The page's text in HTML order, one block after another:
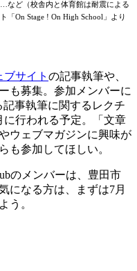
…など（校舎内と体育館は耐震による
「On Stage ! On High School」より
ブサイト の記事執筆や、
も募集。参加メンバーに
記事執筆に関するレクチ
に行われる予定。「文章
ウェブマガジンに興味が
も参加してほしい。
のメンバーは、豊田市
になる方は、まずは7月
う。